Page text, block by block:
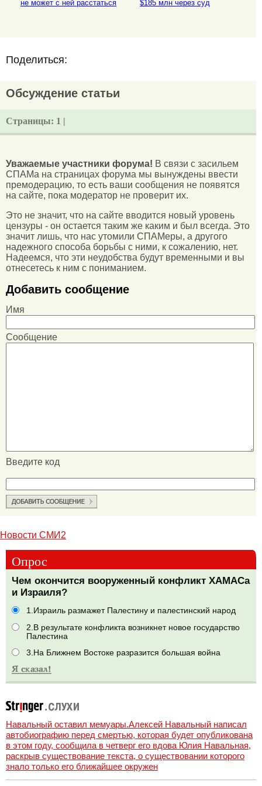
не может с ней расстаться $185 млн через суд
Поделиться:
Обсуждение статьи
Страницы: 1 |
Уважаемые участники форума! В связи с засильем
СПАМа на страницах форума мы вынуждены ввести
премодерацию, то есть ваши сообщения не появятся
на сайте, пока модератор не проверит их.
Это не значит, что на сайте вводится новый уровень
цензуры - он остается таким же каким и был всегда. Это
значит лишь, что нас утомили СПАМеры, а другого
надежного способа борьбы с ними, к сожалению, нет.
Надеемся, что эти неудобства будут временными и вы
отнесетесь к ним с пониманием.
Добавить сообщение
Имя
Сообщение
Введите код
Новости СМИ2
Опрос
Чем окончится вооруженный конфликт ХАМАСа
и Израиля?
1.Израиль размажет Палестину и палестинский народ
2.В результате конфликта возникнет новое государство
Палестина
3.На Ближнем Востоке разразится большая война
Навальный оставил мемуары.Алексей Навальный написал
автобиографию перед смертью, которая будет опубликована
в этом году, сообщила в четверг его вдова Юлия Навальная,
раскрыв существование текста, о существовании которого
знало только его ближайшее окружен